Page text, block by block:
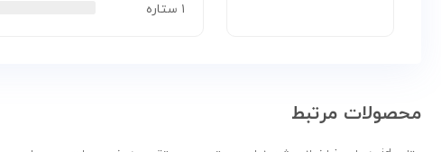
۱ ستاره
محصولات مرتبط